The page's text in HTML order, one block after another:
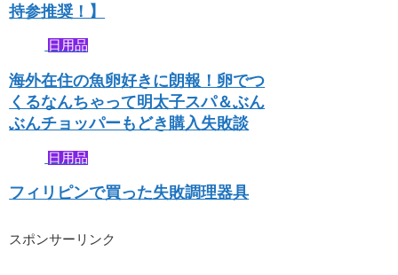
持参推奨！】
日用品
海外在住の魚卵好きに朗報！卵でつ
くるなんちゃって明太子スパ＆ぶん
ぶんチョッパーもどき購入失敗談
日用品
フィリピンで買った失敗調理器具
スポンサーリンク